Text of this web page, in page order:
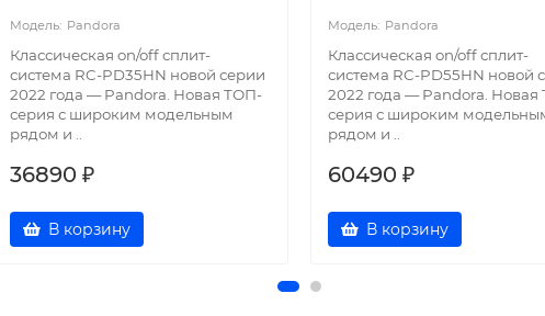
Pandora
Классическая on/off сплит-
система RC-PD35HN новой серии
2022 года — Pandora. Новая ТОП-
серия с широким модельным
рядом и ..
36890 ₽
В корзину
Pandora
Классическая on/off сплит-
система RC-PD55HN новой
2022 года — Pandora.
серия с широким
рядом и ..
60490 ₽
В корзину